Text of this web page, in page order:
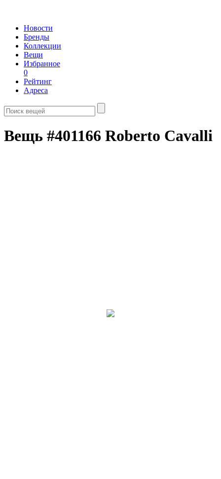
Новости
Бренды
Коллекции
Вещи
Избранное
0
Рейтинг
Адреса
Вещь #401166 Roberto Cavalli